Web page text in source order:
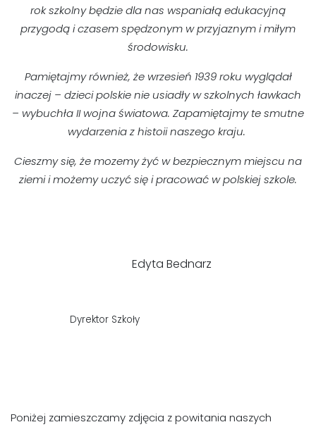
rok szkolny będzie dla nas wspaniałą edukacyjną
przygodą i czasem spędzonym w przyjaznym i miłym
środowisku.
Pamiętajmy również, że wrzesień 1939 roku wyglądał
inaczej – dzieci polskie nie usiadły w szkolnych ławkach
– wybuchła II wojna światowa. Zapamiętajmy te smutne
wydarzenia z histoii naszego kraju.
Cieszmy się, że mozemy żyć w bezpiecznym miejscu na
ziemi i możemy uczyć się i pracować w polskiej szkole.
Edyta Bednarz
Dyrektor Szkoły
Poniżej zamieszczamy zdjęcia z powitania naszych